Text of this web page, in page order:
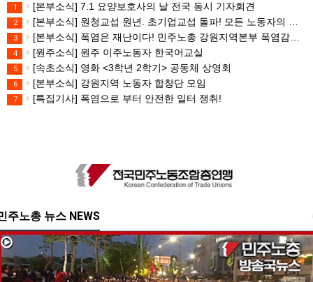
1 [본부소식] 7.1 요양보호사의 날 전국 동시 기자회견
2 [본부소식] 원청교섭 원년. 초기업교섭 돌파! 모든 노동자의 노동기본권 쟁취! 민주노총 7.15 총파업대회
3 [본부소식] 폭염은 재난이다! 민주노총 강원지역본부 폭염감시단 선포 기자회견
4 [원주소식] 원주 이주노동자 한국어교실
5 [속초소식] 영화 <3학년 2학기> 공동체 상영회
6 [본부소식] 강원지역 노동자 합창단 모임
7 [특집기사] 폭염으로 부터 안전한 일터 쟁취!
주노총 뉴스 NEWS